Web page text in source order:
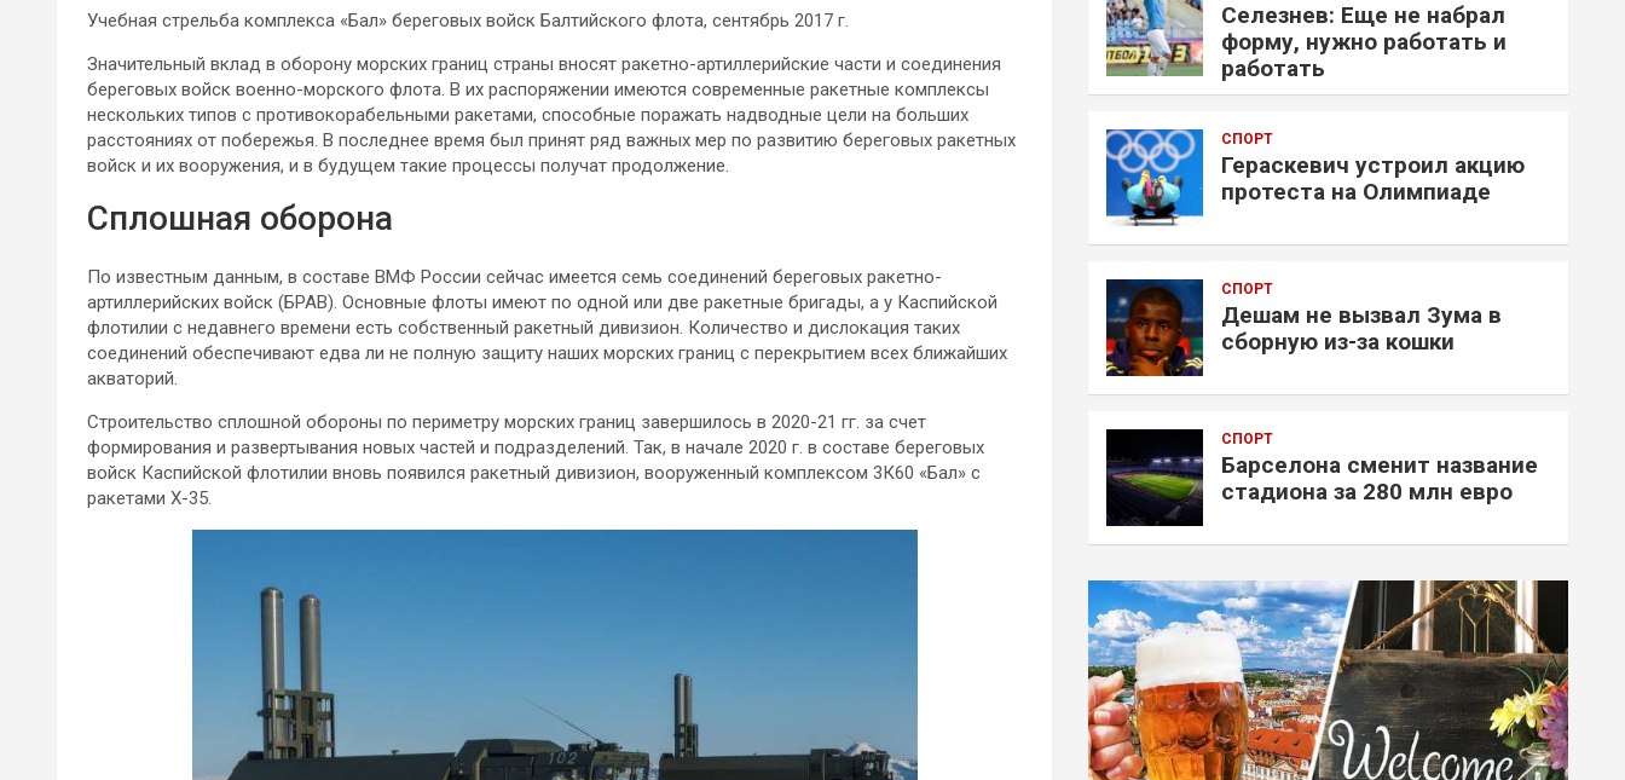
Учебная стрельба комплекса «Бал» береговых войск Балтийского флота, сентябрь 2017 г.
Значительный вклад в оборону морских границ страны вносят ракетно-артиллерийские части и соединения
береговых войск военно-морского флота. В их распоряжении имеются современные ракетные комплексы
нескольких типов с противокорабельными ракетами, способные поражать надводные цели на больших
расстояниях от побережья. В последнее время был принят ряд важных мер по развитию береговых ракетных
войск и их вооружения, и в будущем такие процессы получат продолжение.
Сплошная оборона
По известным данным, в составе ВМФ России сейчас имеется семь соединений береговых ракетно-
артиллерийских войск (БРАВ). Основные флоты имеют по одной или две ракетные бригады, а у Каспийской
флотилии с недавнего времени есть собственный ракетный дивизион. Количество и дислокация таких
соединений обеспечивают едва ли не полную защиту наших морских границ с перекрытием всех ближайших
акваторий.
Строительство сплошной обороны по периметру морских границ завершилось в 2020-21 гг. за счет
формирования и развертывания новых частей и подразделений. Так, в начале 2020 г. в составе береговых
войск Каспийской флотилии вновь появился ракетный дивизион, вооруженный комплексом 3К60 «Бал» с
ракетами Х-35.
Селезнев: Еще не набрал
форму, нужно работать и
работать
СПОРТ
Гераскевич устроил акцию
протеста на Олимпиаде
СПОРТ
Дешам не вызвал Зума в
сборную из-за кошки
СПОРТ
Барселона сменит название
стадиона за 280 млн евро